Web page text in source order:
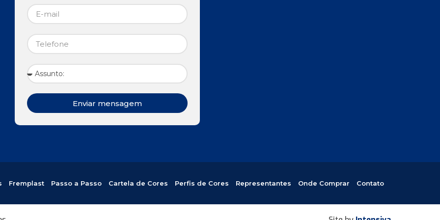
Enviar mensagem
Fremplast Passo a Passo Cartela de Cores Perfis de Cores Representantes Onde Comprar Contato